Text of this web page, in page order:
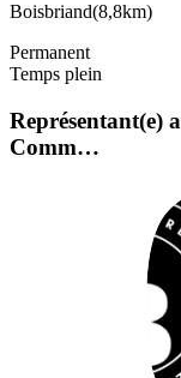
Boisbriand(8,8km)
Permanent
Temps plein
Représentant(e)
Comm…